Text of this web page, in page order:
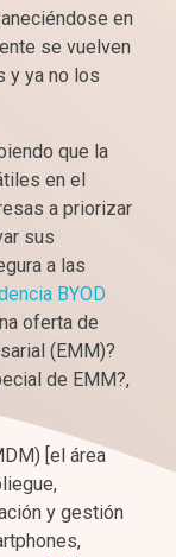
en
se vuelven
y ya no los
que la
en el
a priorizar
sus
a las
BYOD
oferta de
(EMM)?
de EMM?,
[el área
y gestión